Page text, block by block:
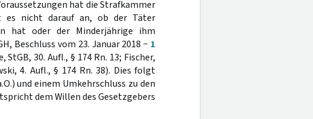
hat die Strafkammer
es nicht darauf an, ob der Täter
hat oder der Minderjährige ihm
Beschluss vom 23. Januar 2018 − 1
30. Aufl., § 174 Rn. 13; Fischer,
4. Aufl., § 174 Rn. 38). Dies folgt
und einem Umkehrschluss zu den
dem Willen des Gesetzgebers